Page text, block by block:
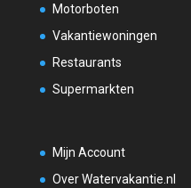
Motorboten
Vakantiewoningen
Restaurants
Supermarkten
Mijn Account
Over Watervakantie.nl